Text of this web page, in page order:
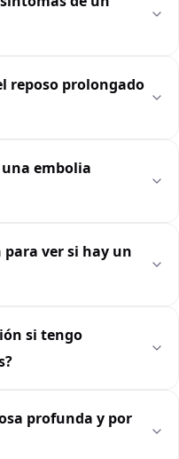
reposo prolongado
una embolia
para ver si hay un
si tengo
profunda y por